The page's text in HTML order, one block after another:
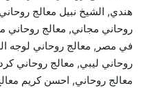
هندي, الشيخ نبيل معالج
روحاني مجاني, معالج روحاني
في مصر, معالج روحاني لوجه
روحاني ليبي, معالج روحاني
معالج روحاني, احسن كريم